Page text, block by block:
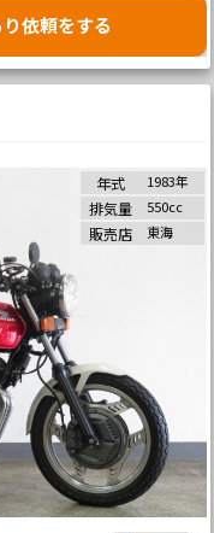
依頼をする
年式 1983年
排気量 550cc
販売店 東海